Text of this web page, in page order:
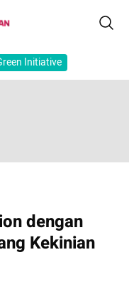
Initiative
dengan
Kekinian